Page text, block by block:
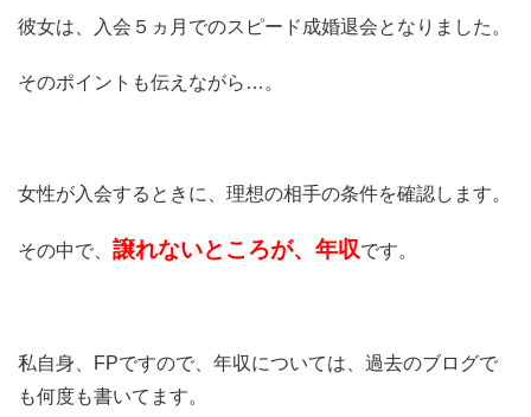
彼女は、入会５ヵ月でのスピード成婚退会となりました。
そのポイントも伝えながら…。
女性が入会するときに、理想の相手の条件を確認します。
その中で、 譲れないところが、年収です。
私自身、FPですので、年収については、過去のブログで
も何度も書いてます。